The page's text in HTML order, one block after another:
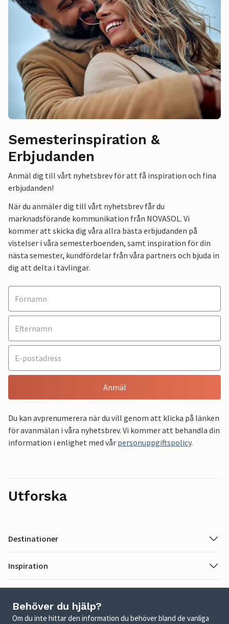
Semesterinspiration &
Erbjudanden
Anmäl dig till vårt nyhetsbrev för att få inspiration och fina
erbjudanden!
När du anmäler dig till vårt nyhetsbrev får du
marknadsförande kommunikation från NOVASOL. Vi
kommer att skicka dig våra allra bästa erbjudanden på
vistelser i våra semesterboenden, samt inspiration för din
nästa semester, kundfördelar från våra partners och bjuda in
dig att delta i tävlingar.
Anmäl
Du kan avprenumerera när du vill genom att klicka på länken
för avanmälan i våra nyhetsbrev. Vi kommer att behandla din
information i enlighet med vår personuppgiftspolicy.
Utforska
Destinationer
Inspiration
Behöver du hjälp?
Om du inte hittar den information du behöver bland de vanliga